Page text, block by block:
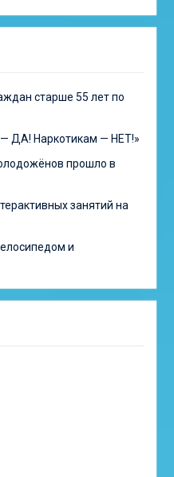
старше 55 лет по
ДА! Наркотикам — НЕТ!»
прошло в
занятий на
и